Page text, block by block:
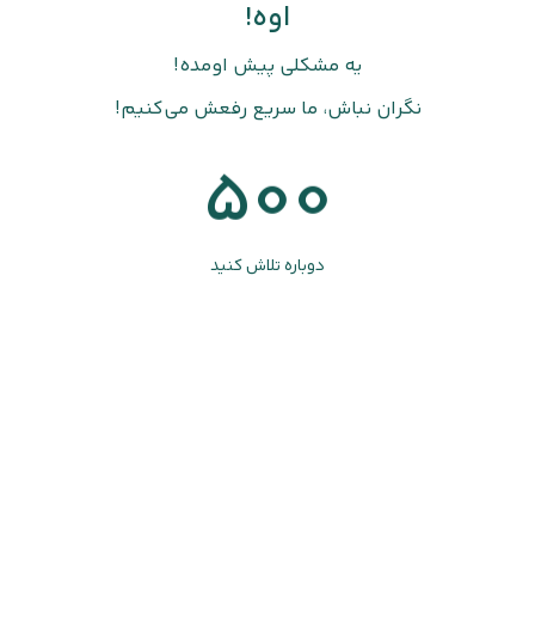
اوه!
یه مشکلی پیش اومده!
نگران نباش، ما سریع رفعش می‌کنیم!
500
دوباره تلاش کنید